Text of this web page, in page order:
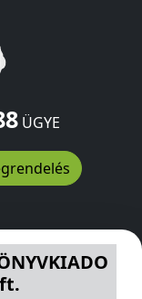
ÜGYE
Kft.